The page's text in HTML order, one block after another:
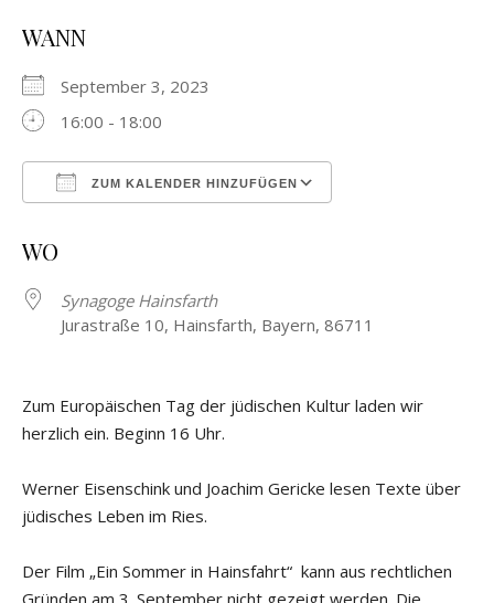
WANN
September 3, 2023
16:00 - 18:00
ZUM KALENDER HINZUFÜGEN
WO
Synagoge Hainsfarth
Jurastraße 10, Hainsfarth, Bayern, 86711
Zum Europäischen Tag der jüdischen Kultur laden wir
herzlich ein. Beginn 16 Uhr.
Werner Eisenschink und Joachim Gericke lesen Texte über
jüdisches Leben im Ries.
Der Film „Ein Sommer in Hainsfahrt“ kann aus rechtlichen
Gründen am 3. September nicht gezeigt werden. Die